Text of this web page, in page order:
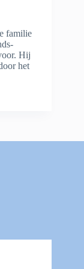
familie
Hij
het